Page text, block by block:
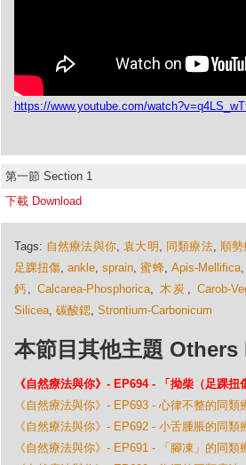
https://www.youtube.com/
第一節 Section 1
下載 Download
Tags: 自然療法與你,袁大明 , 同類療法, 順
足踝扭傷,ankle,sprain,蜜蜂, Apis-Mellifica,
鈣 , Calcarea-Phosphorica, 木炭 , Carob-
Silicea, 碳酸鍶, Strontium-Carbonicum
本節目其他主題
《自然療法與你》- EP694 - 「拗柴（足踝扭
《自然療法與你》- EP693 - 心律不整的同類
《自然療法與你》- EP692 - 小舌腫脹的同類
《自然療法與你》- EP691 - 「腳凍」的同類